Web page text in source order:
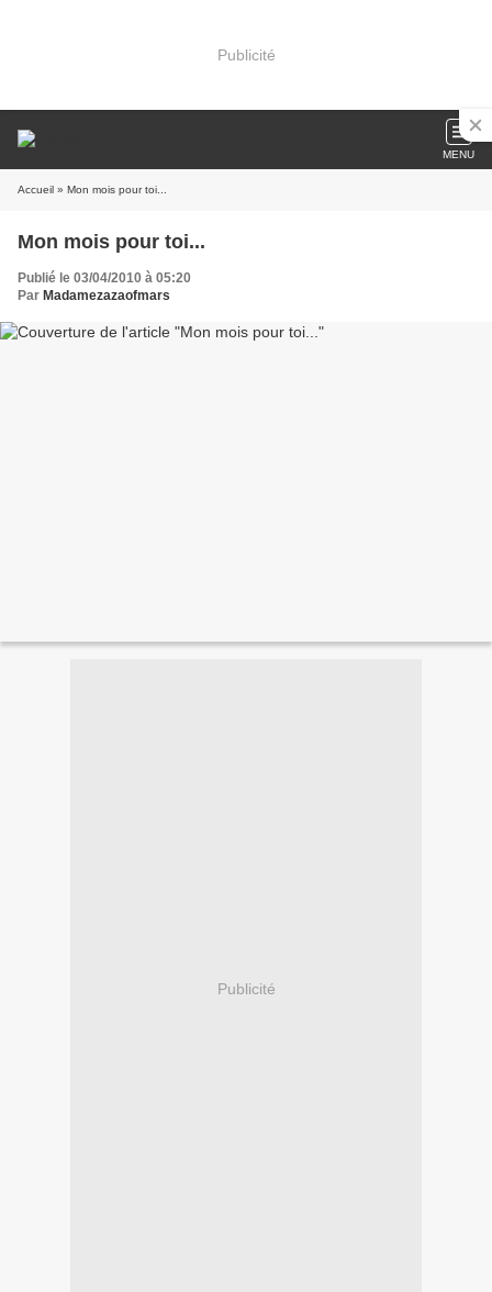
Publicité
MENU
Accueil » Mon mois pour toi...
Mon mois pour toi...
Publié le 03/04/2010 à 05:20
Par Madamezazaofmars
Publicité